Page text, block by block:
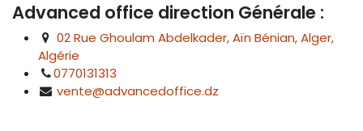
Advanced office direction Générale :
02 Rue Ghoulam Abdelkader, Aïn Bénian, Alger,
Algérie
0770131313
vente@advancedoffice.dz